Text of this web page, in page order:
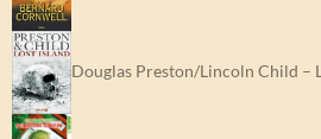
Douglas Preston/Lincoln Child –